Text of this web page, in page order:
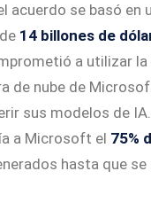
acuerdo se basó en
14 billones de
a utilizar la
de nube de
sus modelos de
a Microsoft el 75%
hasta que se